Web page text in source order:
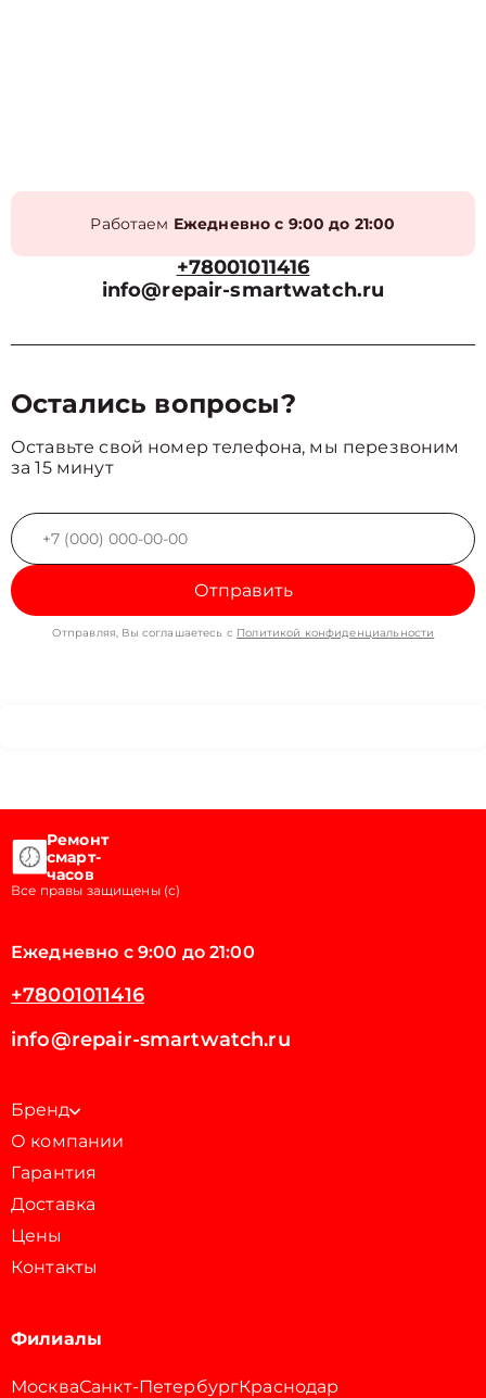
Работаем Ежедневно с 9:00 до 21:00
+78001011416
info@repair-smartwatch.ru
Остались вопросы?
Оставьте свой номер телефона, мы перезвоним
за 15 минут
Отправить
Отправляя, Вы соглашаетесь с Политикой конфиденциальности
Ремонт
смарт-
часов
Все правы защищены (с)
Ежедневно с 9:00 до 21:00
+78001011416
info@repair-smartwatch.ru
Бренд
О компании
Гарантия
Доставка
Цены
Контакты
Филиалы
МоскваСанкт-ПетербургКраснодар